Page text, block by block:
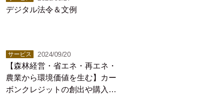
デジタル法令＆文例
サービス 2024/09/20
【森林経営・省エネ・再エネ・
農業から環境価値を生む】カー
ボンクレジットの創出や購入な